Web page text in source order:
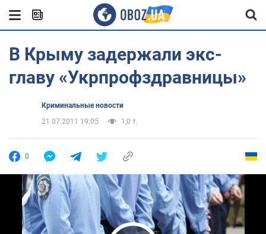
В Крыму задержали экс-
главу «Укрпрофздравницы»
Криминальные новости
21.07.2011 19:05
1,0 т.
0